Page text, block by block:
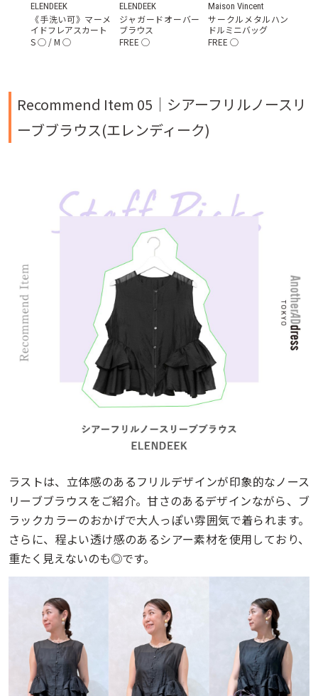
ELENDEEK
《手洗い可》マーメ
イドフレアスカート
S ◯ / M ◯
ELENDEEK
ジャガードオーバー
ブラウス
FREE ◯
Maison Vincent
サークルメタルハン
ドルミニバッグ
FREE ◯
Recommend Item 05｜シアーフリルノースリ
ーブブラウス(エレンディーク)
ラストは、立体感のあるフリルデザインが印象的なノース
リーブブラウスをご紹介。甘さのあるデザインながら、ブ
ラックカラーのおかげで大人っぽい雰囲気で着られます。
さらに、程よい透け感のあるシアー素材を使用しており、
重たく見えないのも◎です。